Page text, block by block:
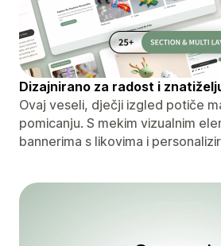
Dizajnirano za radost i
Ovaj veseli, dječji izgled potiče
pomicanju. S mekim vizualnim
bannerima s likovima i